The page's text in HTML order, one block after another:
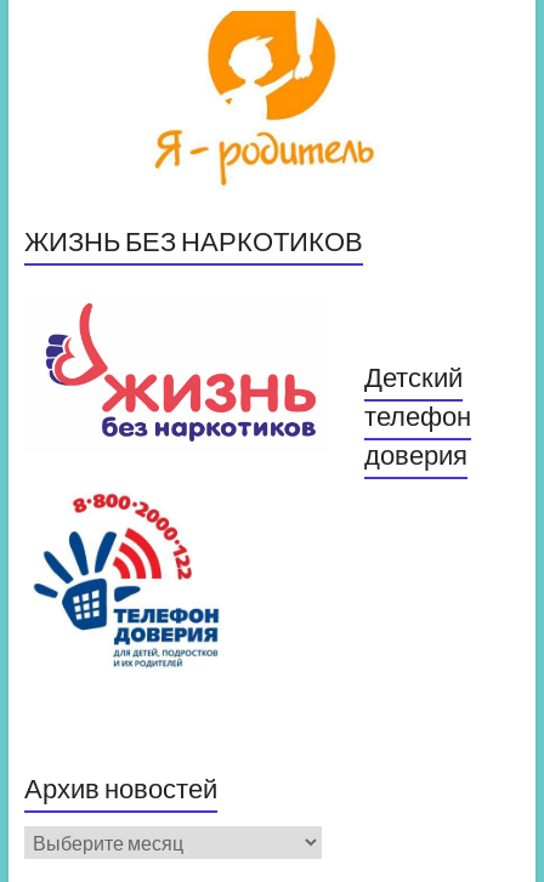
ЖИЗНЬ БЕЗ НАРКОТИКОВ
Детский
телефон
доверия
Архив новостей
Архив
новостей